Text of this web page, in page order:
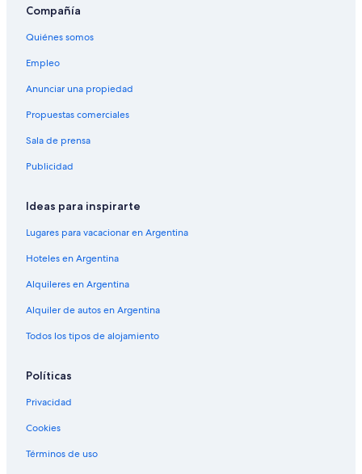
Compañía
Quiénes somos
Empleo
Anunciar una propiedad
Propuestas comerciales
Sala de prensa
Publicidad
Ideas para inspirarte
Lugares para vacacionar en Argentina
Hoteles en Argentina
Alquileres en Argentina
Alquiler de autos en Argentina
Todos los tipos de alojamiento
Políticas
Privacidad
Cookies
Términos de uso